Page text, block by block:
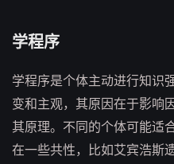
学程序
学程序是个体主动进行知识
变和主观，其原因在于影响
其原理。不同的个体可能适
在一些共性，比如艾宾浩斯